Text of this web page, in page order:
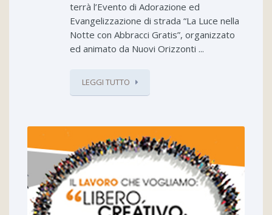
terrà l’Evento di Adorazione ed
Evangelizzazione di strada “La Luce nella
Notte con Abbracci Gratis”, organizzato
ed animato da Nuovi Orizzonti ...
LEGGI TUTTO